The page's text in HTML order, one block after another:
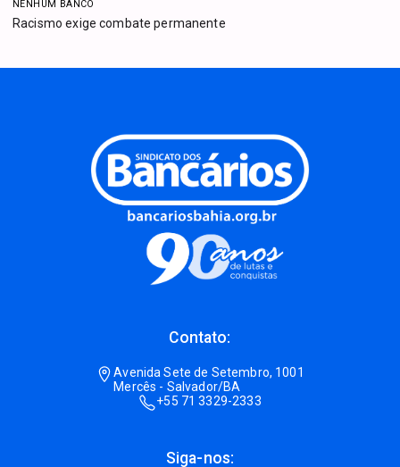
NENHUM BANCO
Racismo exige combate permanente
Contato:
Avenida Sete de Setembro, 1001
Mercês - Salvador/BA
+55 71 3329-2333
Siga-nos: